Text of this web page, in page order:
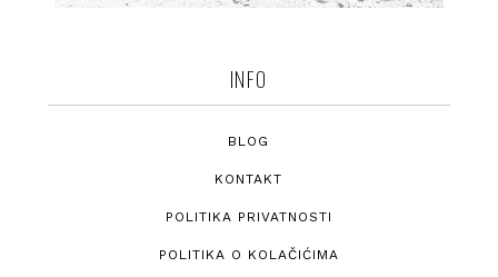
INFO
BLOG
KONTAKT
POLITIKA PRIVATNOSTI
POLITIKA O KOLAČIĆIMA